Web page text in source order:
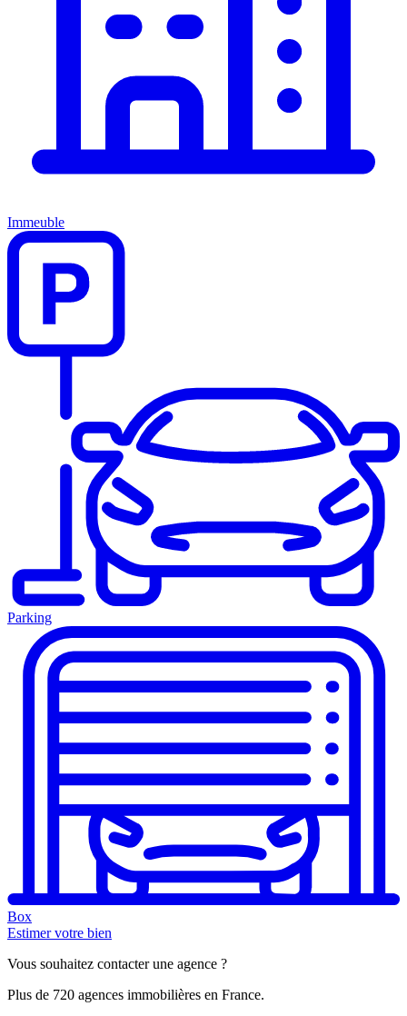
Immeuble
Parking
Box
Estimer votre bien
Vous souhaitez contacter une agence ?
Plus de 720 agences immobilières en France.